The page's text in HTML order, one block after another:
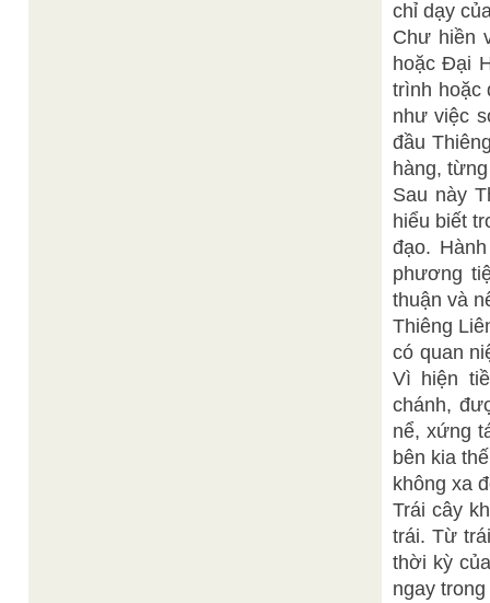
chỉ dạy
Chư hiền
hoặc Đại
trình hoặc
như việc
đầu
hàng,
Sau này
hiểu biết
đạo.
phương
thuận và
Thiêng
có quan
Vì hiện
chánh,
nể, xứng
bên kia
không xa
Trái cây
trái. Từ
thời kỳ
ngay